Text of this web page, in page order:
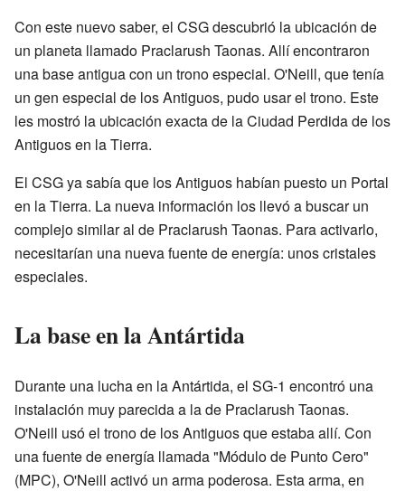
Con este nuevo saber, el CSG descubrió la ubicación de
un planeta llamado Praclarush Taonas. Allí encontraron
una base antigua con un trono especial. O'Neill, que tenía
un gen especial de los Antiguos, pudo usar el trono. Este
les mostró la ubicación exacta de la Ciudad Perdida de los
Antiguos en la Tierra.
El CSG ya sabía que los Antiguos habían puesto un Portal
en la Tierra. La nueva información los llevó a buscar un
complejo similar al de Praclarush Taonas. Para activarlo,
necesitarían una nueva fuente de energía: unos cristales
especiales.
La base en la Antártida
Durante una lucha en la Antártida, el SG-1 encontró una
instalación muy parecida a la de Praclarush Taonas.
O'Neill usó el trono de los Antiguos que estaba allí. Con
una fuente de energía llamada "Módulo de Punto Cero"
(MPC), O'Neill activó un arma poderosa. Esta arma, en